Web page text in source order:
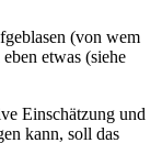
(von wem
etwas (siehe
Einschätzung und
kann, soll das